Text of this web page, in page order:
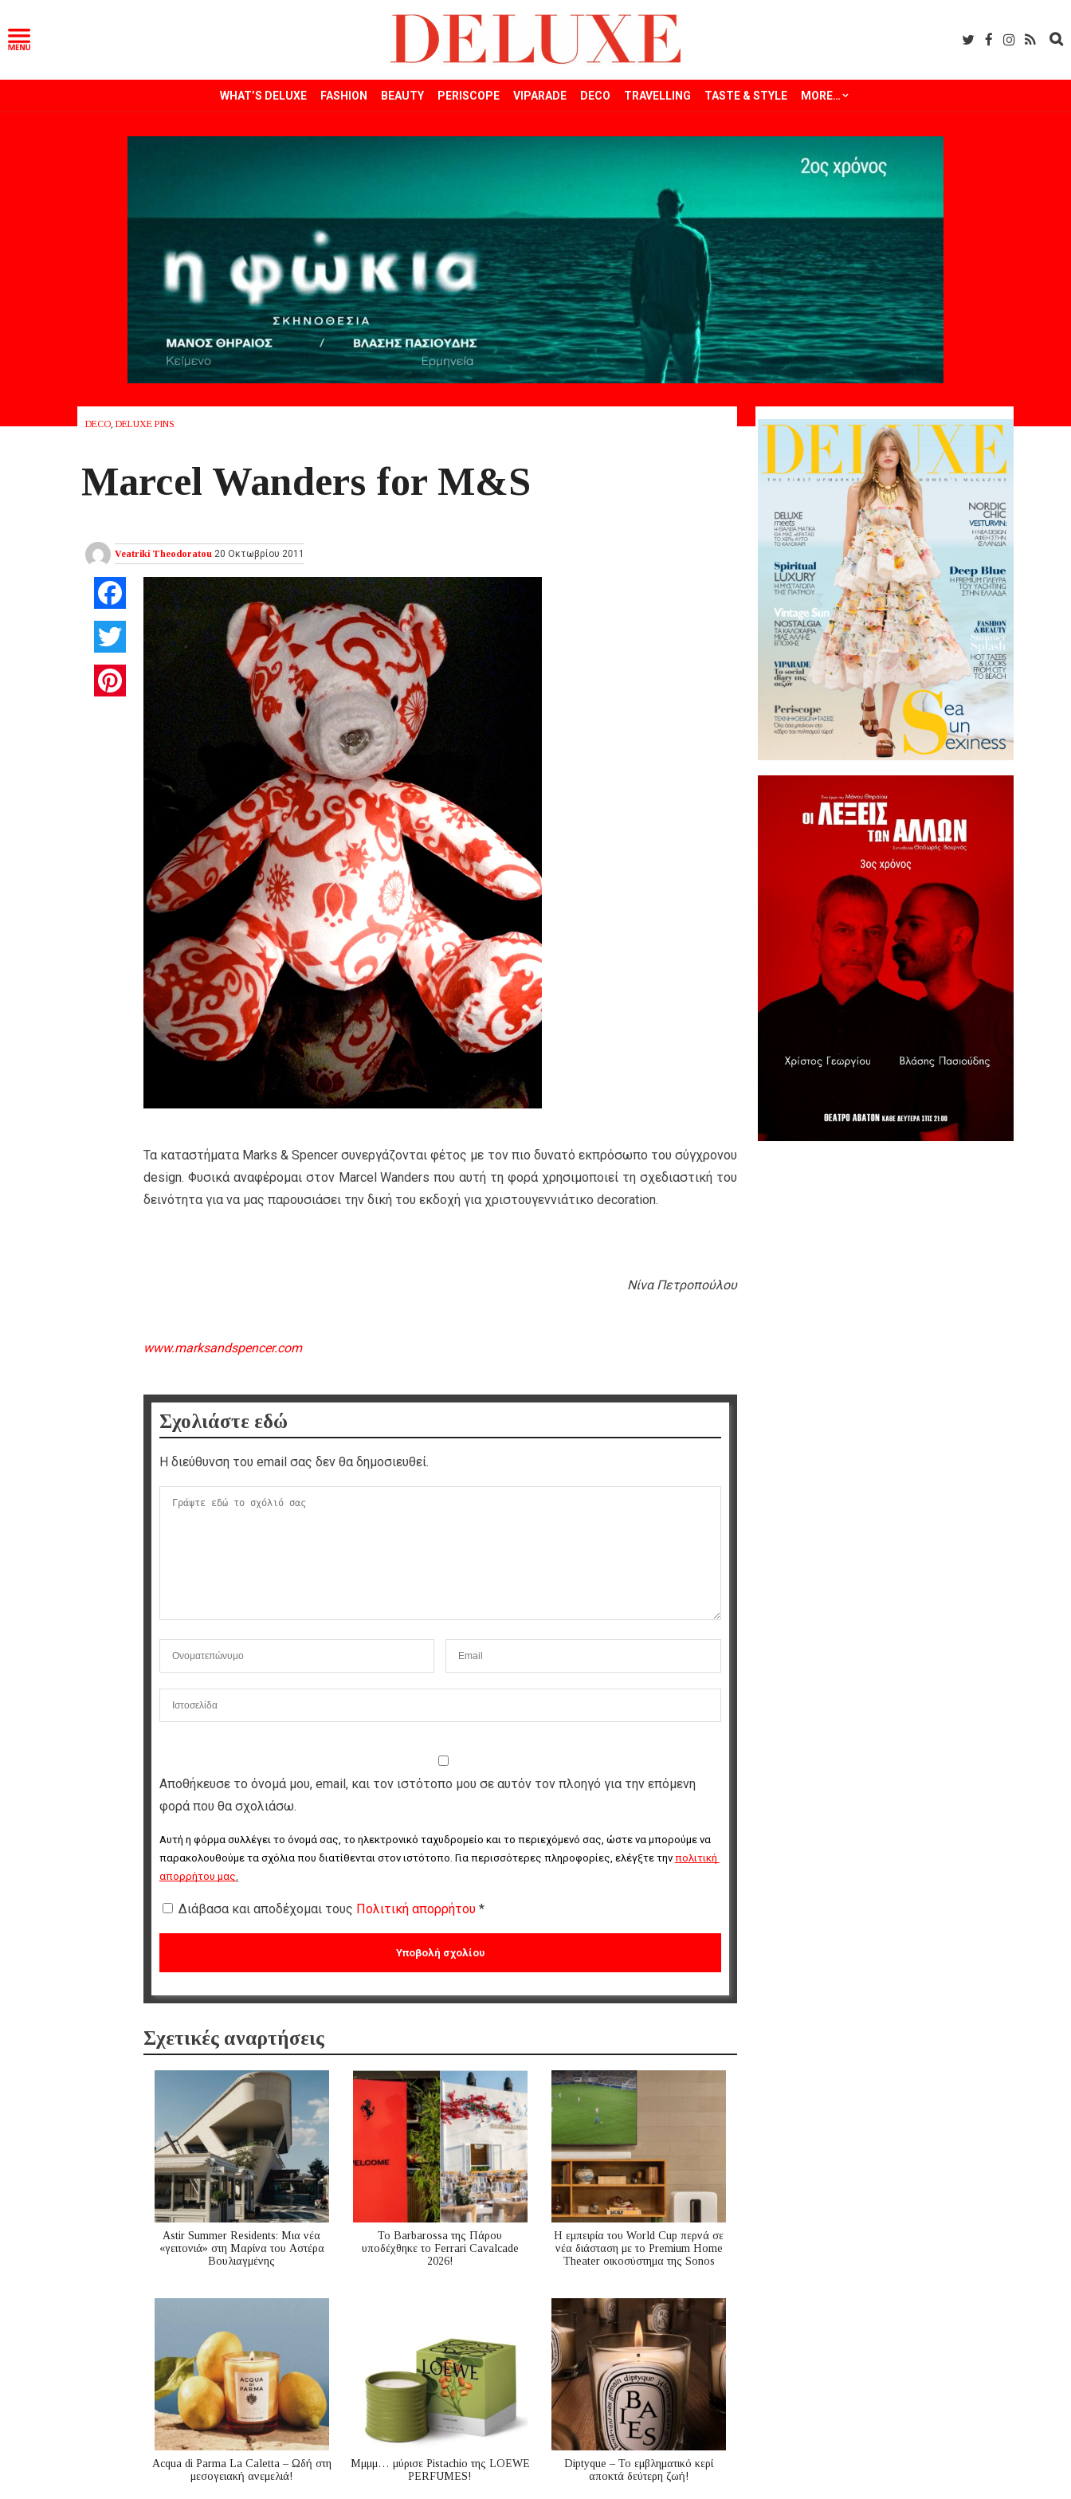
WHAT’S DELUXE FASHION BEAUTY PERISCOPE VIPARADE DECO TRAVELLING TASTE & STYLE MORE…
DECO, DELUXE PINS
Μarcel Wanders for M&S
Veatriki Theodoratou 20 Οκτωβρίου 2011
Facebook
Twitter
Pinterest
Τα καταστήματα Marks & Spencer συνεργάζονται φέτος με τον πιο δυνατό εκπρόσωπο του σύγχρονου
design. Φυσικά αναφέρομαι στον Marcel Wanders που αυτή τη φορά χρησιμοποιεί τη σχεδιαστική του
δεινότητα για να μας παρουσιάσει την δική του εκδοχή για χριστουγεννιάτικο decoration.
Νίνα Πετροπούλου
www.marksandspencer.com
Σχολιάστε εδώ
Η διεύθυνση του email σας δεν θα δημοσιευθεί.
Αποθήκευσε το όνομά μου, email, και τον ιστότοπο μου σε αυτόν τον πλοηγό για την επόμενη
φορά που θα σχολιάσω.
Αυτή η φόρμα συλλέγει το όνομά σας, το ηλεκτρονικό ταχυδρομείο και το περιεχόμενό σας, ώστε να μπορούμε να
παρακολουθούμε τα σχόλια που διατίθενται στον ιστότοπο. Για περισσότερες πληροφορίες, ελέγξτε την πολιτική
απορρήτου μας.
Διάβασα και αποδέχομαι τους Πολιτική απορρήτου *
Σχετικές αναρτήσεις
Astir Summer Residents: Μια νέα
«γειτονιά» στη Μαρίνα του Αστέρα
Βουλιαγμένης
Το Barbarossa της Πάρου
υποδέχθηκε το Ferrari Cavalcade
2026!
Η εμπειρία του World Cup περνά σε
νέα διάσταση με το Premium Home
Theater οικοσύστημα της Sonos
Acqua di Parma La Caletta – Ωδή στη
μεσογειακή ανεμελιά!
Μμμμ… μύρισε Pistachio της LOEWE
PERFUMES!
Diptyque – Το εμβληματικό κερί
αποκτά δεύτερη ζωή!